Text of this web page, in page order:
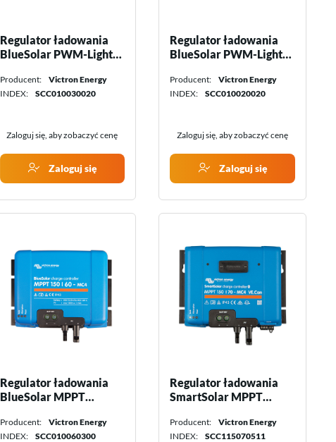
Regulator ładowania
BlueSolar PWM-Light
energy
Producent:
Victron Energy
INDEX:
SCC010030020
Zaloguj się, aby zobaczyć cenę
Zaloguj się
Regulator ładowania
BlueSolar PWM-Light
energy
Producent:
Victron Energy
INDEX:
SCC010020020
Zaloguj się, aby zobaczyć cenę
Zaloguj się
Regulator ładowania
BlueSolar MPPT
Energy
Producent:
Victron Energy
INDEX:
SCC010060300
Regulator ładowania
SmartSolar MPPT
Victron Energy
Producent:
Victron Energy
INDEX:
SCC115070511